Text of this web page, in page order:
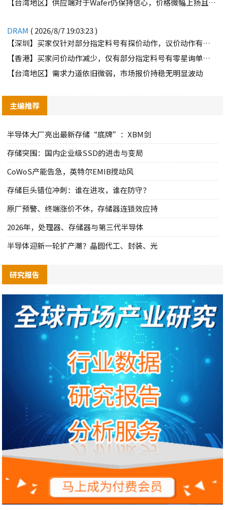
DRAM ( 2026/8/7 19:03:23 )
【深圳】买家仅针对部分指定料号有探价动作，议价动作有所减少
【香港】买家问价动作减少，仅有部分指定料号有零星询单动作
【台湾地区】需求力道依旧微弱，市场报价持稳无明显波动
主编推荐
半导体大厂亮出最新存储“底牌”：XBM剑
存储突围：国内企业级SSD的进击与变局
CoWoS产能告急，英特尔EMIB搅动风
存储巨头错位冲刺：谁在进攻，谁在防守？
原厂预警、终端涨价不休，存储器连锁效应持
2026年，处理器、存储器与第三代半导体
半导体迎新一轮扩产潮？晶圆代工、封装、光
研究报告